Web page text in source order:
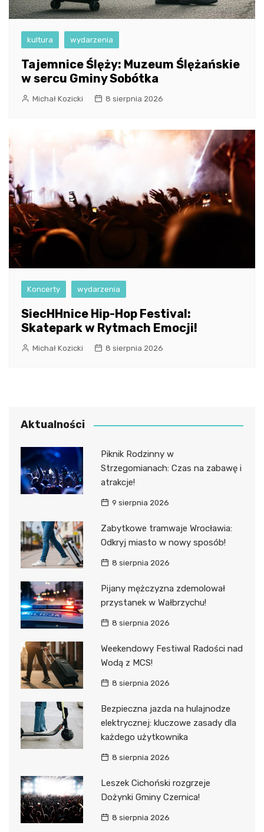
kultura wydarzenia
Tajemnice Ślęży: Muzeum Ślężańskie
w sercu Gminy Sobótka
Michał Kozicki 8 sierpnia 2026
Koncerty wydarzenia
SiecHHnice Hip-Hop Festival:
Skatepark w Rytmach Emocji!
Michał Kozicki 8 sierpnia 2026
Aktualności
Piknik Rodzinny w
Strzegomianach: Czas na zabawę i
atrakcje!
9 sierpnia 2026
Zabytkowe tramwaje Wrocławia:
Odkryj miasto w nowy sposób!
8 sierpnia 2026
Pijany mężczyzna zdemolował
przystanek w Wałbrzychu!
8 sierpnia 2026
Weekendowy Festiwal Radości nad
Wodą z MCS!
8 sierpnia 2026
Bezpieczna jazda na hulajnodze
elektrycznej: kluczowe zasady dla
każdego użytkownika
8 sierpnia 2026
Leszek Cichoński rozgrzeje
Dożynki Gminy Czernica!
8 sierpnia 2026